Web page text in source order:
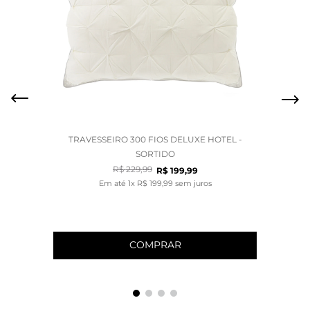
TRAVESSEIRO 300 FIOS DELUXE HOTEL -
SORTIDO
R$ 229,99 R$ 199,99
Em até 1x R$ 199 99 sem juros
COMPRAR